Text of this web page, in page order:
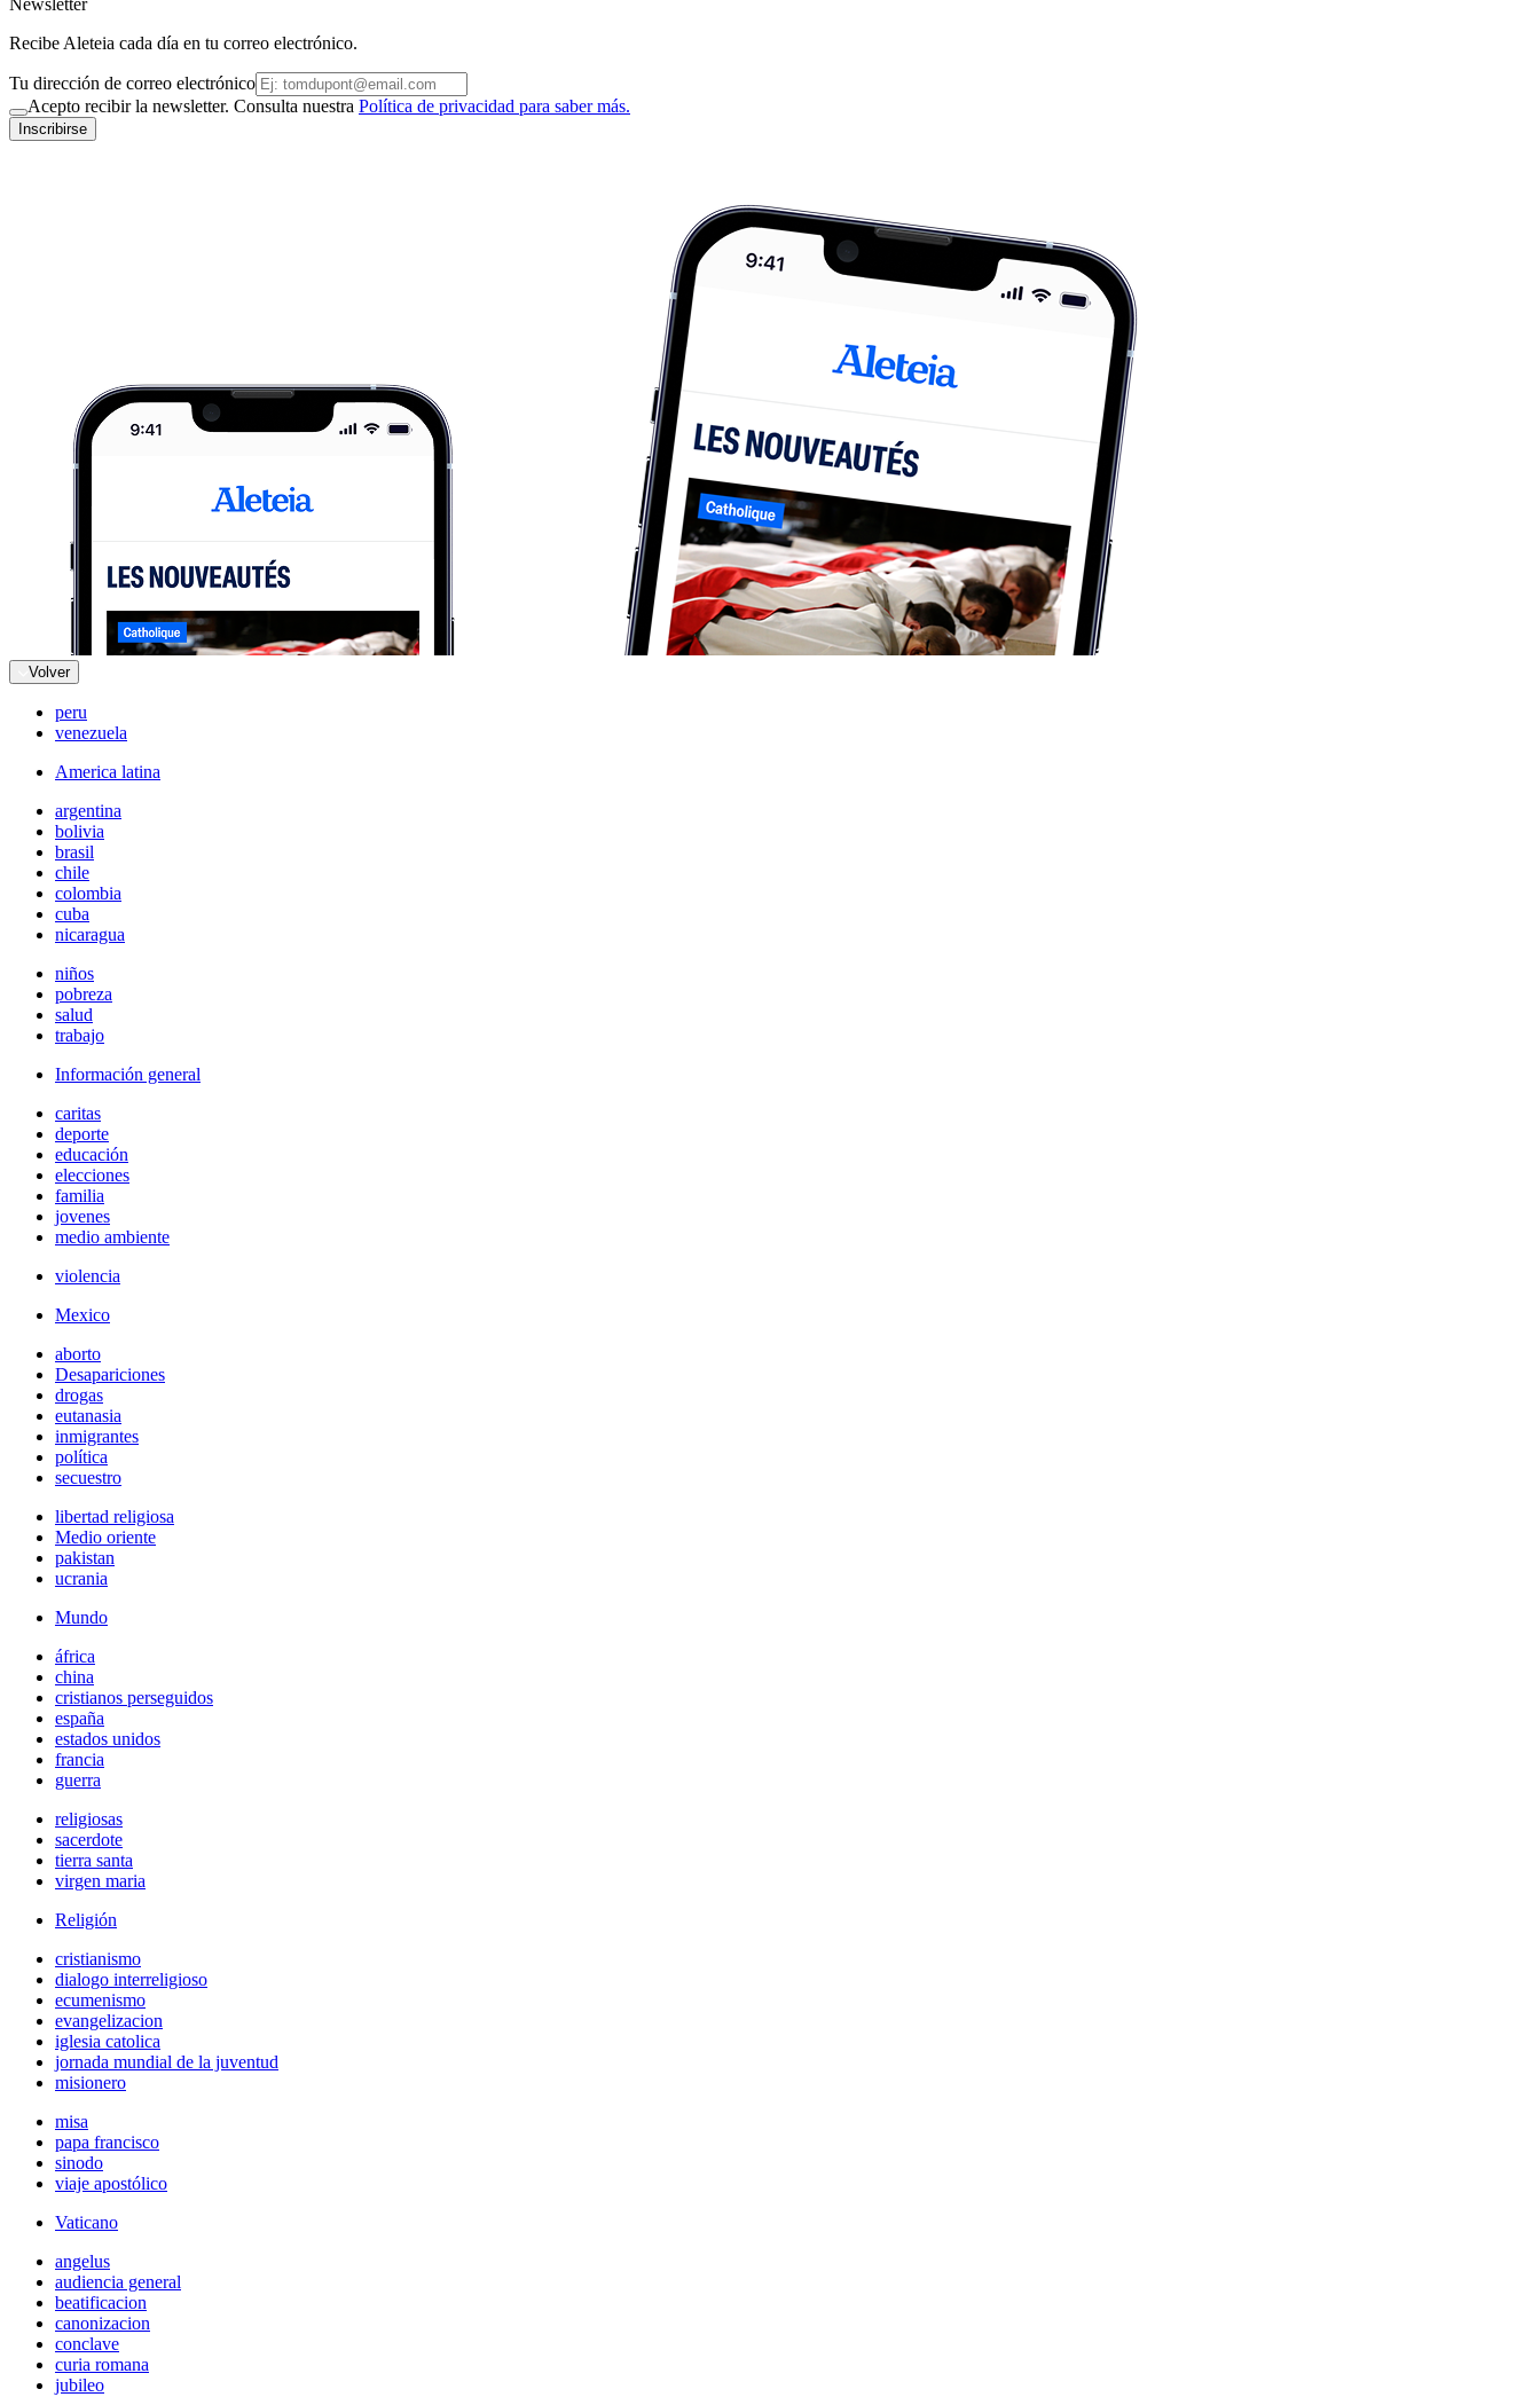
Newsletter
Recibe Aleteia cada día en tu correo electrónico.
Tu dirección de correo electrónico
Acepto recibir la newsletter. Consulta nuestra Política de privacidad para saber más.
Inscribirse
Volver
peru
venezuela
America latina
argentina
bolivia
brasil
chile
colombia
cuba
nicaragua
niños
pobreza
salud
trabajo
Información general
caritas
deporte
educación
elecciones
familia
jovenes
medio ambiente
violencia
Mexico
aborto
Desapariciones
drogas
eutanasia
inmigrantes
política
secuestro
libertad religiosa
Medio oriente
pakistan
ucrania
Mundo
áfrica
china
cristianos perseguidos
españa
estados unidos
francia
guerra
religiosas
sacerdote
tierra santa
virgen maria
Religión
cristianismo
dialogo interreligioso
ecumenismo
evangelizacion
iglesia catolica
jornada mundial de la juventud
misionero
misa
papa francisco
sinodo
viaje apostólico
Vaticano
angelus
audiencia general
beatificacion
canonizacion
conclave
curia romana
jubileo